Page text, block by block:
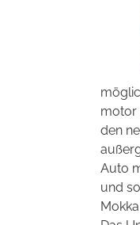
motor
den
Auto
und